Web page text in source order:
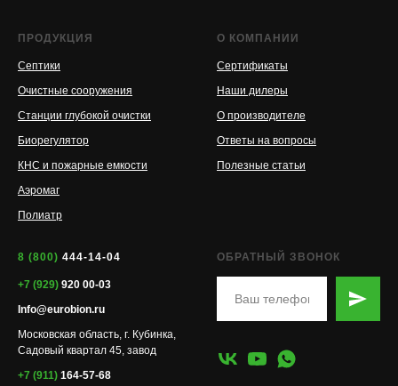
ПРОДУКЦИЯ
Септики
Очистные сооружения
Станции глубокой очистки
Биорегулятор
КНС и пожарные емкости
Аэромаг
Полиатр
О КОМПАНИИ
Сертификаты
Наши дилеры
О производителе
Ответы на вопросы
Полезные статьи
8 (800) 444-14-04
+7 (929) 920 00-03
Info@eurobion.ru
Московская область, г. Кубинка,
Садовый квартал 45, завод
+7 (911) 164-57-68
ОБРАТНЫЙ ЗВОНОК